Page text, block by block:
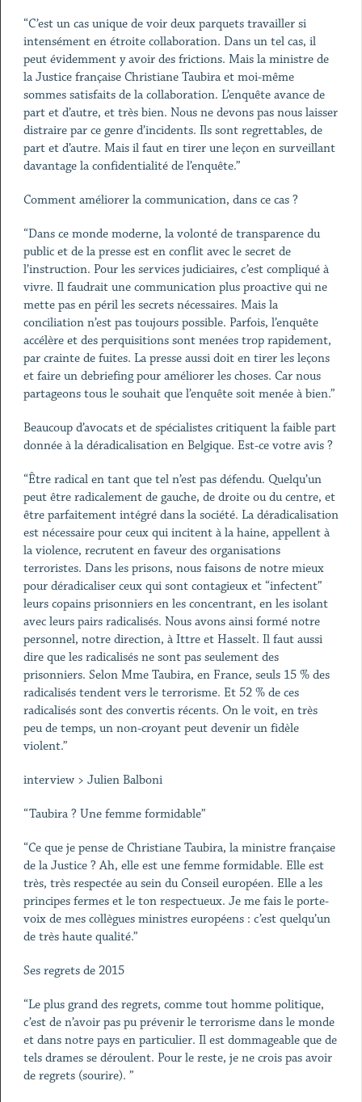
“C’est un cas unique de voir deux parquets travailler si
intensément en étroite collaboration. Dans un tel cas, il
peut évidemment y avoir des frictions. Mais la ministre de
la Justice française Christiane Taubira et moi-même
sommes satisfaits de la collaboration. L’enquête avance de
part et d’autre, et très bien. Nous ne devons pas nous laisser
distraire par ce genre d’incidents. Ils sont regrettables, de
part et d’autre. Mais il faut en tirer une leçon en surveillant
davantage la confidentialité de l’enquête.”
Comment améliorer la communication, dans ce cas ?
“Dans ce monde moderne, la volonté de transparence du
public et de la presse est en conflit avec le secret de
l’instruction. Pour les services judiciaires, c’est compliqué à
vivre. Il faudrait une communication plus proactive qui ne
mette pas en péril les secrets nécessaires. Mais la
conciliation n’est pas toujours possible. Parfois, l’enquête
accélère et des perquisitions sont menées trop rapidement,
par crainte de fuites. La presse aussi doit en tirer les leçons
et faire un debriefing pour améliorer les choses. Car nous
partageons tous le souhait que l’enquête soit menée à bien.”
Beaucoup d’avocats et de spécialistes critiquent la faible part
donnée à la déradicalisation en Belgique. Est-ce votre avis ?
“Être radical en tant que tel n’est pas défendu. Quelqu’un
peut être radicalement de gauche, de droite ou du centre, et
être parfaitement intégré dans la société. La déradicalisation
est nécessaire pour ceux qui incitent à la haine, appellent à
la violence, recrutent en faveur des organisations
terroristes. Dans les prisons, nous faisons de notre mieux
pour déradicaliser ceux qui sont contagieux et “infectent”
leurs copains prisonniers en les concentrant, en les isolant
avec leurs pairs radicalisés. Nous avons ainsi formé notre
personnel, notre direction, à Ittre et Hasselt. Il faut aussi
dire que les radicalisés ne sont pas seulement des
prisonniers. Selon Mme Taubira, en France, seuls 15 % des
radicalisés tendent vers le terrorisme. Et 52 % de ces
radicalisés sont des convertis récents. On le voit, en très
peu de temps, un non-croyant peut devenir un fidèle
violent.”
interview > Julien Balboni
“Taubira ? Une femme formidable”
“Ce que je pense de Christiane Taubira, la ministre française
de la Justice ? Ah, elle est une femme formidable. Elle est
très, très respectée au sein du Conseil européen. Elle a les
principes fermes et le ton respectueux. Je me fais le porte-
voix de mes collègues ministres européens : c’est quelqu’un
de très haute qualité.”
Ses regrets de 2015
“Le plus grand des regrets, comme tout homme politique,
c’est de n’avoir pas pu prévenir le terrorisme dans le monde
et dans notre pays en particulier. Il est dommageable que de
tels drames se déroulent. Pour le reste, je ne crois pas avoir
de regrets (sourire). ”